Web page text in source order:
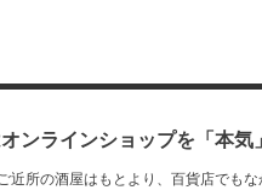
ンラインショップを「本気
近所の酒屋はもとより、百貨店でも